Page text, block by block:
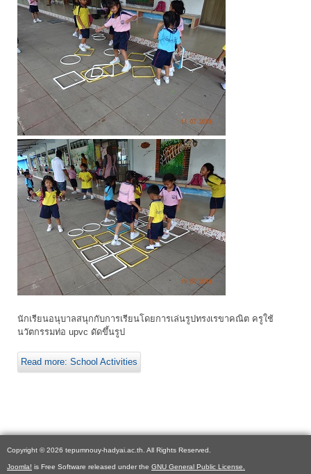
นักเรียนอนุบาลสนุกกับการเรียนโดยการเล่นรูปทรงเรขาคณิต ครูใช้
นวัตกรรมท่อ upvc ดัดขึ้นรูป
Read more: School Activities
Copyright © 2026 tepumnouy-hadyai.ac.th. All Rights Reserved.
Joomla! is Free Software released under the GNU General Public License.